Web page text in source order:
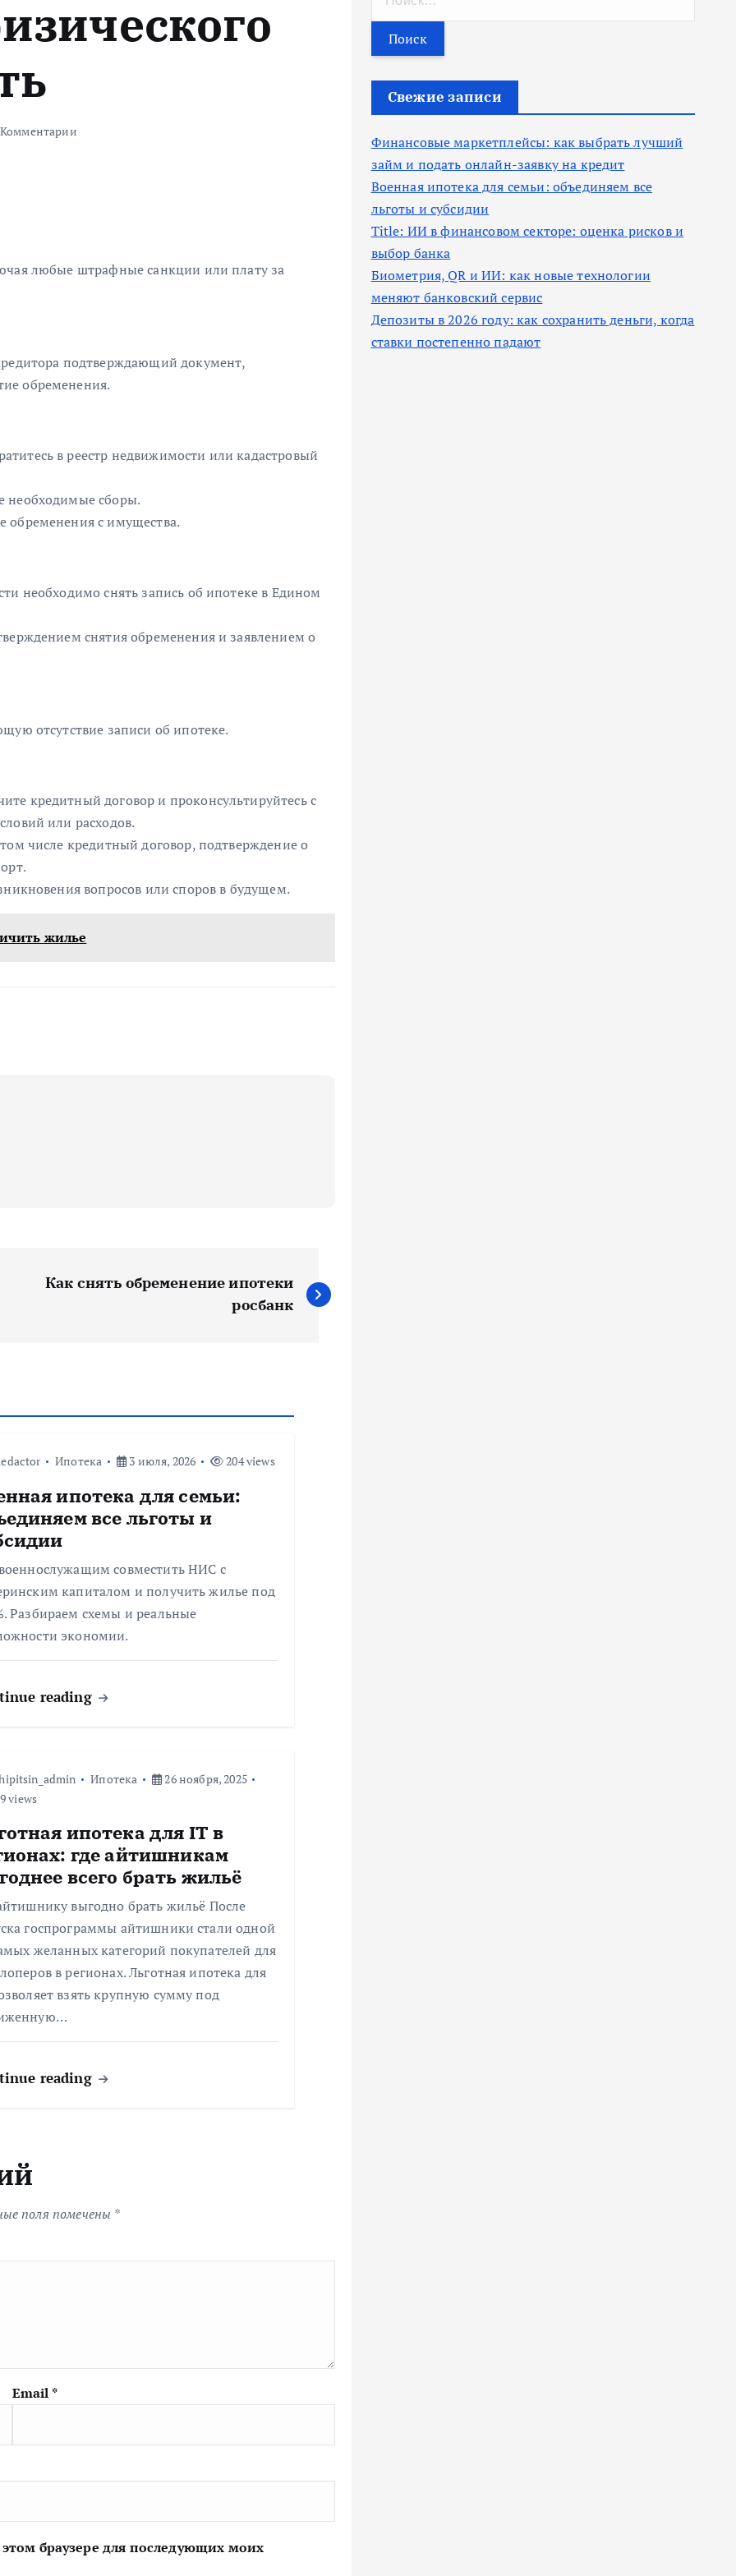
любые штрафные санкции или плату за
подтверждающий документ,
обременения.
в реестр недвижимости или кадастровый
необходимые сборы.
обременения с имущества.
необходимо снять запись об ипотеке в Едином
снятия обременения и заявлением о
отсутствие записи об ипотеке.
кредитный договор и проконсультируйтесь с
или расходов.
числе кредитный договор, подтверждение о
вопросов или споров в будущем.
жилье
Как снять обременение ипотеки
росбанк
Ипотека 3 июля, 2026 204 views
ипотека для семьи:
все льготы и
совместить НИС с
капиталом и получить жилье под
Разбираем схемы и реальные
экономии.
reading
Ипотека
26 ноября, 2025
views
ипотека для IT в
где айтишникам
всего брать жильё
выгодно брать жильё После
госпрограммы айтишники стали одной
желанных категорий покупателей для
в регионах. Льготная ипотека для
взять крупную сумму под
reading
поля помечены *
Email *
браузере для последующих моих
т
и
Свежие записи
Финансовые маркетплейсы: как выбрать лучший
займ и подать онлайн-заявку на кредит
Военная ипотека для семьи: объединяем все
льготы и субсидии
Title: ИИ в финансовом секторе: оценка рисков и
выбор банка
Биометрия, QR и ИИ: как новые технологии
меняют банковский сервис
Депозиты в 2026 году: как сохранить деньги, когда
ставки постепенно падают